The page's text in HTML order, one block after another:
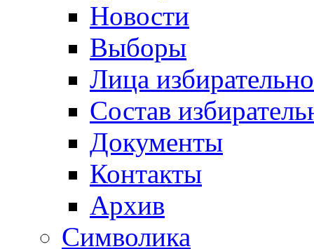
Новости
Выборы
Лица
Состав
Документы
Контакты
Архив
Символика